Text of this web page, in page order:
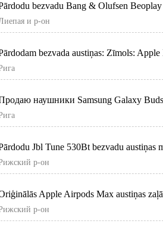
bezvadu Bang & Olufsen
kla
и р-он
bezvada austiņas: Zīmols:
наушники Samsung Galaxy
чёрн
Jbl Tune 530Bt bezvadu austiņas
р-он
Apple Airpods Max austiņas
р-он